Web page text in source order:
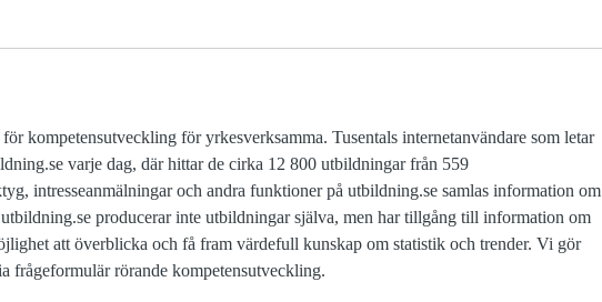
kompetensutveckling för yrkesverksamma. Tusentals internetanvändare som letar
varje dag, där hittar de cirka 12 800 utbildningar från 559
intresseanmälningar och andra funktioner på utbildning.se samlas information om
producerar inte utbildningar själva, men har tillgång till information om
att överblicka och få fram värdefull kunskap om statistik och trender. Vi gör
frågeformulär rörande kompetensutveckling.